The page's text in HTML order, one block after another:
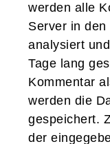
werden alle
Server in
analysiert
Tage lang
Kommentar
werden die
gespeichert.
der